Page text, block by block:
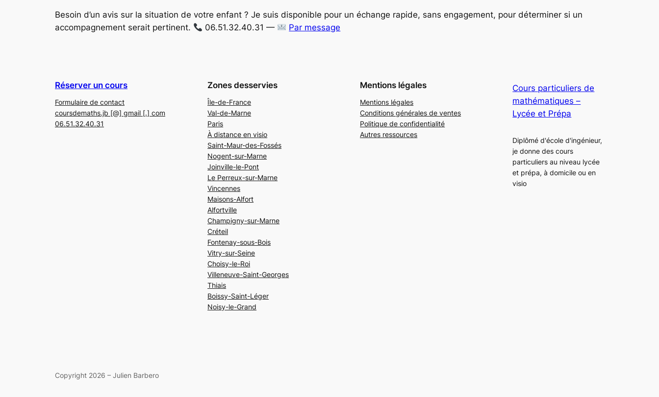
Besoin d’un avis sur la situation de votre enfant ? Je suis disponible pour un échange rapide, sans engagement, pour déterminer si un
accompagnement serait pertinent.
06.51.32.40.31 — Par message
Réserver un cours
Formulaire de contact
coursdemaths.jb [@] gmail [.] com
06.51.32.40.31
Zones desservies
Île-de-France
Val-de-Marne
Paris
À distance en visio
Saint-Maur-des-Fossés
Nogent-sur-Marne
Joinville-le-Pont
Le Perreux-sur-Marne
Vincennes
Maisons-Alfort
Alfortville
Champigny-sur-Marne
Créteil
Fontenay-sous-Bois
Vitry-sur-Seine
Choisy-le-Roi
Villeneuve-Saint-Georges
Thiais
Boissy-Saint-Léger
Noisy-le-Grand
Mentions légales
Mentions légales
Conditions générales de ventes
Politique de confidentialité
Autres ressources
Cours particuliers de
mathématiques –
Lycée et Prépa
Diplômé d'école d'ingénieur,
je donne des cours
particuliers au niveau lycée
et prépa, à domicile ou en
visio
Copyright 2026 – Julien Barbero